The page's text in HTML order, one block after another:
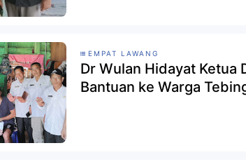
EMPAT LAWANG
Dr Wulan Hidayat Ketua
Bantuan ke Warga